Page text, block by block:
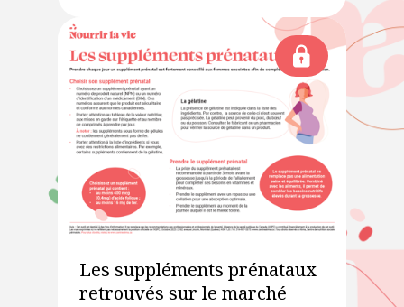
Les suppléments prénataux
retrouvés sur le marché